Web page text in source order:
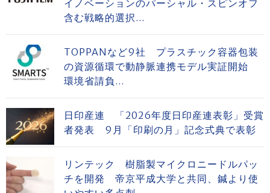
イノベーションのパーシャル・スピンオフ
含む戦略的選択...
TOPPANなど9社 プラスチック容器包装
の資源循環で動静脈連携モデル実証開始
環境省請負...
日印産連 「2026年度日印産連表彰」受賞
者発表 9月「印刷の月」記念式典で表彰
リンテック 樹脂製マイクロニードルパッ
チを開発 帝京平成大学と共同、鍼より使